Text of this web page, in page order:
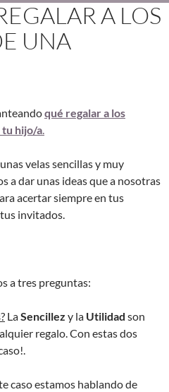
A LOS
UNA
qué regalar a los
tu hijo/a.
velas sencillas y muy
a dar unas ideas que a nosotras
acertar siempre en tus
invitados.
a tres preguntas:
? LaSencillez y la Utilidad son
regalo. Con estas dos
caso estamos hablando de